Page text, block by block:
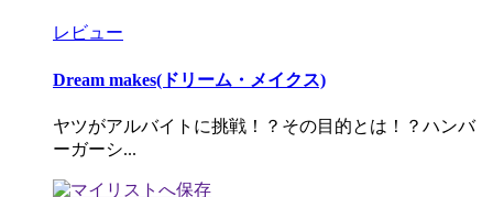
レビュー
Dream makes(ドリーム・メイクス)
ヤツがアルバイトに挑戦！？その目的とは！？ハンバ
ーガーシ...